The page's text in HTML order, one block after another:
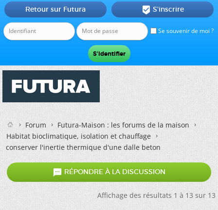
Se souvenir de moi ?
Retour sur Futura  S'inscrire
Forum
Futura-Maison : les forums de la maison
Habitat bioclimatique, isolation et chauffage
conserver l'inertie thermique d'une dalle beton
 RÉPONDRE À LA DISCUSSION
Affichage des résultats 1 à 13 sur 13